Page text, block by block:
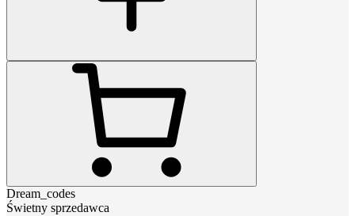
Dream_codes
Świetny sprzedawca